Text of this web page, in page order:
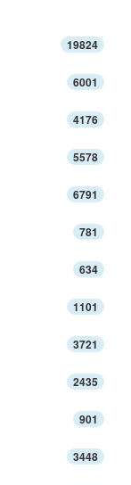
19824
6001
4176
5578
6791
781
634
1101
3721
2435
901
3448